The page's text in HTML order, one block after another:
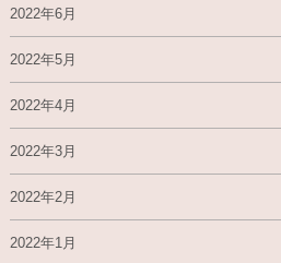
2022年6月
2022年5月
2022年4月
2022年3月
2022年2月
2022年1月